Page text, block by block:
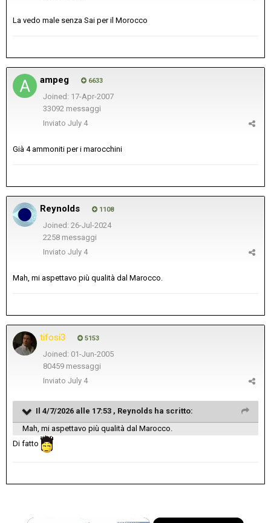
La vedo male senza Sai per il Morocco
ampeg 6633
Joined: 17-Apr-2007
33092 messaggi
Inviato July 4
Già 4 ammoniti per i marocchini
Reynolds 1108
Joined: 26-Jul-2024
2258 messaggi
Inviato July 4
Mah, mi aspettavo più qualità dal Marocco.
tifosi3 5153
Joined: 01-Jun-2005
80459 messaggi
Inviato July 4
Il 4/7/2026 alle 17:53 , Reynolds ha scritto:
Mah, mi aspettavo più qualità dal Marocco.
Di fatto